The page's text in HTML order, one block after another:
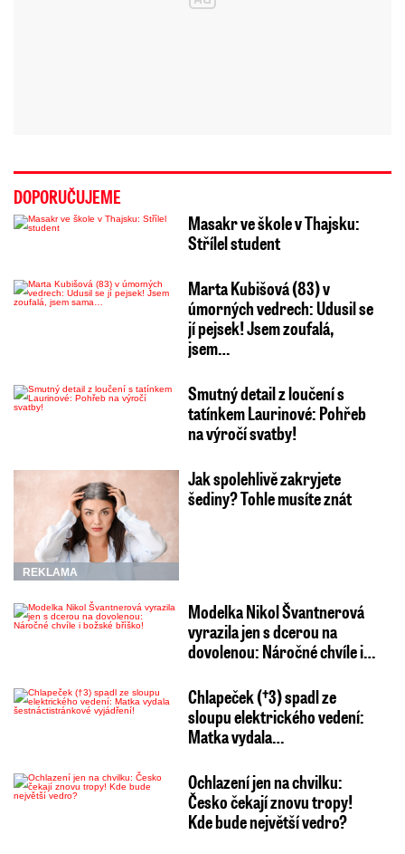
DOPORUČUJEME
Masakr ve škole v Thajsku:
Střílel student
Marta Kubišová (83) v
úmorných vedrech: Udusil se
jí pejsek! Jsem zoufalá,
jsem…
Smutný detail z loučení s
tatínkem Laurinové: Pohřeb
na výročí svatby!
REKLAMA
Jak spolehlivě zakryjete
šediny? Tohle musíte znát
Modelka Nikol Švantnerová
vyrazila jen s dcerou na
dovolenou: Náročné chvíle i…
Chlapeček (†3) spadl ze
sloupu elektrického vedení:
Matka vydala…
Ochlazení jen na chvilku:
Česko čekají znovu tropy!
Kde bude největší vedro?